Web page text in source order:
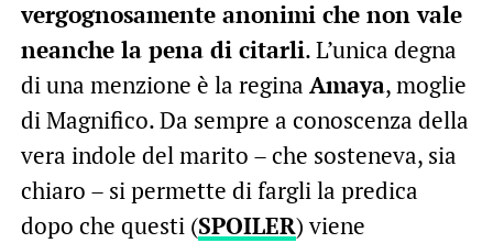
vergognosamente anonimi che non vale
neanche la pena di citarli. L’unica degna
di una menzione è la regina Amaya, moglie
di Magnifico. Da sempre a conoscenza della
vera indole del marito – che sosteneva, sia
chiaro – si permette di fargli la predica
dopo che questi (SPOILER) viene